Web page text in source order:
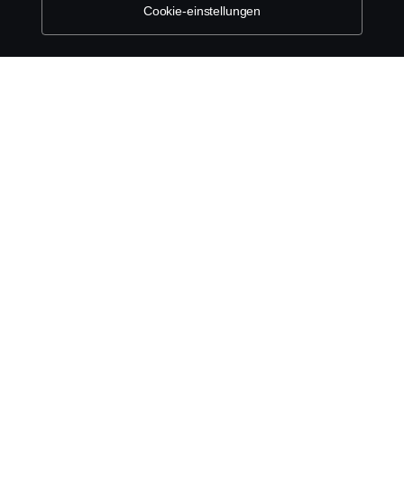
Schutzniveau vorhanden ist. Informationen über uns
Cookie-einstellungen